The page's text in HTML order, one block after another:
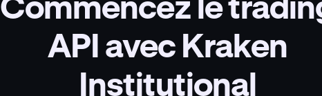
Commencez le
API avec Kraken
Institutional